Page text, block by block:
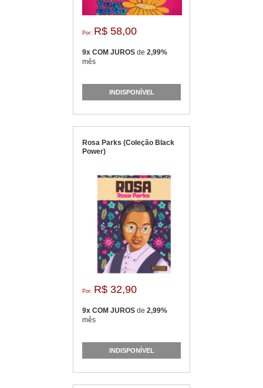
Por: R$ 58,00
9x COM JUROS de 2,99%
mês
INDISPONÍVEL
Rosa Parks (Coleção Black
Power)
Por: R$ 32,90
9x COM JUROS de 2,99%
mês
INDISPONÍVEL